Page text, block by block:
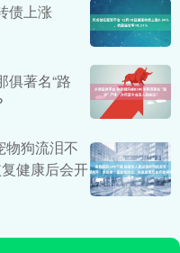
债上涨
俱著名“路
物狗流泪不
健康后会开